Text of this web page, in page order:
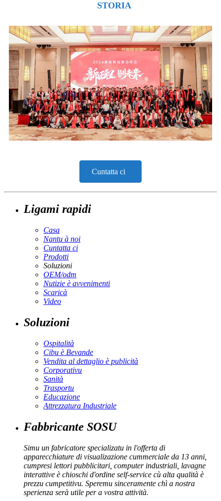
STORIA
Cuntatta ci
Ligami rapidi
Casa
Nantu à noi
Cuntatta ci
Prodotti
Soluzioni
OEM/odm
Nutizie è avvenimenti
Scaricà
Video
Soluzioni
Ospitalità
Cibu è Bevande
Vendita al dettaglio è publicità
Corporativu
Sanità
Trasportu
Educazione
Attrezzatura Industriale
Fabbricante SOSU
Simu un fabricatore specializatu in l'offerta di
apparecchiature di visualizazione cummerciale da 13 anni,
cumpresi lettori pubblicitari, computer industriali, lavagne
interattive è chioschi d'ordine self-service cù alta qualità è
prezzu cumpetitivu. Speremu sinceramente chì a nostra
sperienza serà utile per a vostra attività.